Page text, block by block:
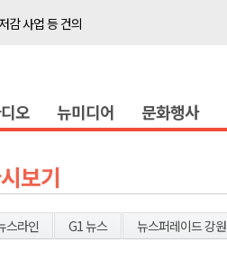
감 사업 등 건의
지원 접수
느리 축제
38도’
오 뉴미디어 문화행사
보기
스라인 G1 뉴스 뉴스퍼레이드 강원